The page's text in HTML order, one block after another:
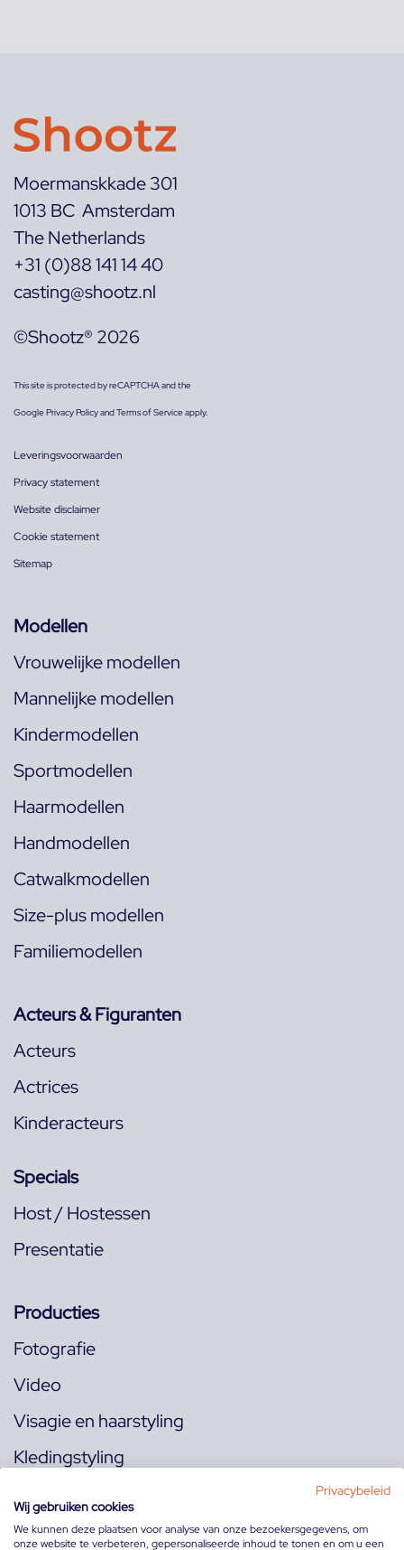
Moermanskkade 301
1013 BC Amsterdam
The Netherlands
+31 (0)88 141 14 40
casting@shootz.nl
©Shootz® 2026
This site is protected by reCAPTCHA and the
GooglePrivacy PolicyandTerms of Serviceapply.
Leveringsvoorwaarden
Privacy statement
Website disclaimer
Cookie statement
Sitemap
Modellen
Vrouwelijke modellen
Mannelijke modellen
Kindermodellen
Sportmodellen
Haarmodellen
Handmodellen
Catwalkmodellen
Size-plus modellen
Familiemodellen
Acteurs & Figuranten
Acteurs
Actrices
Kinderacteurs
Specials
Host / Hostessen
Presentatie
Producties
Fotografie
Video
Visagie en haarstyling
Kledingstyling
Privacybeleid
Wij gebruiken cookies
We kunnen deze plaatsen voor analyse van onze bezoekersgegevens, om
onze website te verbeteren, gepersonaliseerde inhoud te tonen en om u een